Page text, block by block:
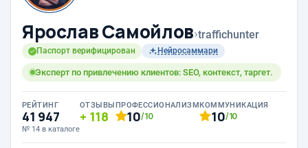
Ярослав Самойлов›traffichunter
Паспорт верифицирован Нейросаммари
Эксперт по привлечению клиентов: SEO, контекст, таргет.
РЕЙТИНГ
41 947
№ 14 в каталоге
ОТЗЫВЫ
118
ПРОФЕССИОНАЛИЗМ
10/10
КОММУНИКАЦИЯ
10/10